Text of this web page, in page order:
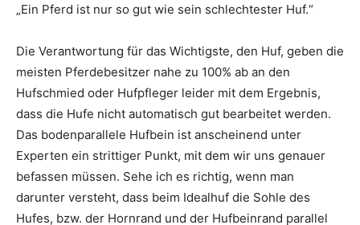
„Ein Pferd ist nur so gut wie sein schlechtester Huf.“
Die Verantwortung für das Wichtigste, den Huf, geben die
meisten Pferdebesitzer nahe zu 100% ab an den
Hufschmied oder Hufpfleger leider mit dem Ergebnis,
dass die Hufe nicht automatisch gut bearbeitet werden.
Das bodenparallele Hufbein ist anscheinend unter
Experten ein strittiger Punkt, mit dem wir uns genauer
befassen müssen. Sehe ich es richtig, wenn man
darunter versteht, dass beim Idealhuf die Sohle des
Hufes, bzw. der Hornrand und der Hufbeinrand parallel